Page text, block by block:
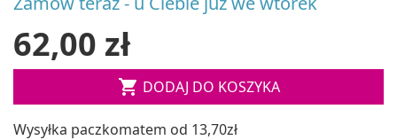
62,00 zł
 DODAJ DO KOSZYKA
Wysyłka paczkomatem od 13,70zł